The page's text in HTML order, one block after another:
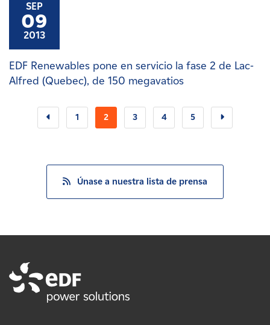
SEP
09
2013
EDF Renewables pone en servicio la fase 2 de Lac-
Alfred (Quebec), de 150 megavatios
1 2 3 4 5
Únase a nuestra lista de prensa